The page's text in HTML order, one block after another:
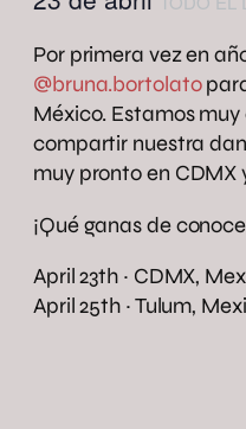
Por primera vez en
@bruna.bortolato
México. Estamos
compartir nuestra
muy pronto en CDMX
¡Qué ganas de
April 23th ~ CDMX,
April 25th ~ Tulum,